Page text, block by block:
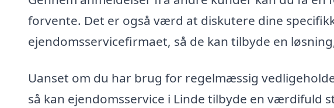
forvente. Det er også værd at diskutere dine
ejendomsservicefirmaet, så de kan tilbyde en
Uanset om du har brug for regelmæssig
så kan ejendomsservice i Linde tilbyde en værdifuld